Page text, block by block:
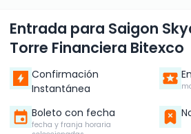
Entrada para Saigon
Torre Financiera Bitexco
Confirmación
Instantánea
Boleto con fecha
fecha y franja horaria